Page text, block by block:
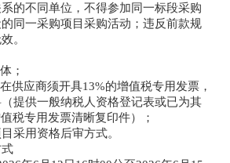
的不同单位，不得参加同一标段采购
同一采购项目采购活动；违反前款规
。
；
供应商须开具13%的增值税专用发票，
提供一般纳税人资格登记表或已为其
税专用发票清晰复印件）；
采用资格后审方式。